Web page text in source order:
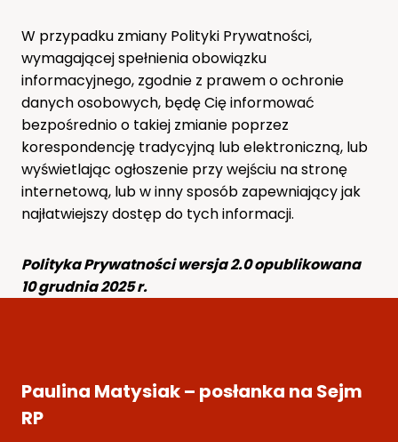
W przypadku zmiany Polityki Prywatności,
wymagającej spełnienia obowiązku
informacyjnego, zgodnie z prawem o ochronie
danych osobowych, będę Cię informować
bezpośrednio o takiej zmianie poprzez
korespondencję tradycyjną lub elektroniczną, lub
wyświetlając ogłoszenie przy wejściu na stronę
internetową, lub w inny sposób zapewniający jak
najłatwiejszy dostęp do tych informacji.
Polityka Prywatności wersja 2.0 opublikowana
10 grudnia 2025 r.
Paulina Matysiak – posłanka na Sejm
RP